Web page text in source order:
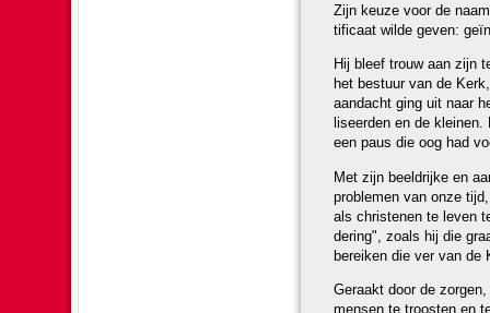
Zijn keuze voor de
ti­fi­caat wilde geven:
Hij bleef trouw aan zijn
het bestuur van de
aan­dacht ging uit naar
li­seer­den en de
een paus die oog had
Met zijn beeldrijke en
problemen van onze
als chris­te­nen te leven
de­ring", zoals hij die
bereiken die ver van de
Geraakt door de
mensen te troosten en